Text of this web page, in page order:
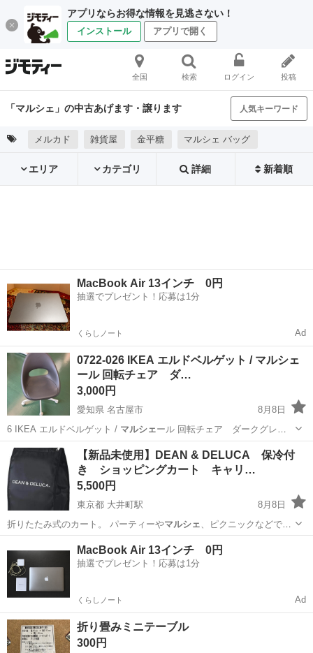
アプリならお得な情報を見逃さない！
インストール アプリで開く
全国 検索 ログイン 投稿
「マルシェ」の中古あげます・譲ります 人気キーワード
メルカド 雑貨屋 金平糖 マルシェ バッグ
エリア カテゴリ 詳細 新着順
MacBook Air 13インチ 0円
抽選でプレゼント！応募は1分
くらしノート Ad
0722-026 IKEA エルドベルゲット / マルシェ
ール 回転チェア ダ…
3,000円
愛知県 名古屋市
8月8日
6 IKEA エルドベルゲット / マルシェ ール 回転チェア ダークグレー
…愛知 名古屋市 オフィス用家具
【新品未使用】DEAN & DELUCA 保冷付
き ショッピングカート キャリ…
5,500円
東京都 大井町駅
8月8日
折りたたみ式のカート。 パーティーやマルシェ
、ピクニックなどで大
活躍のカートタイ…
バッグ ショッピングカート
MacBook Air 13インチ 0円
抽選でプレゼント！応募は1分
くらしノート Ad
折り畳みミニテーブル
300円